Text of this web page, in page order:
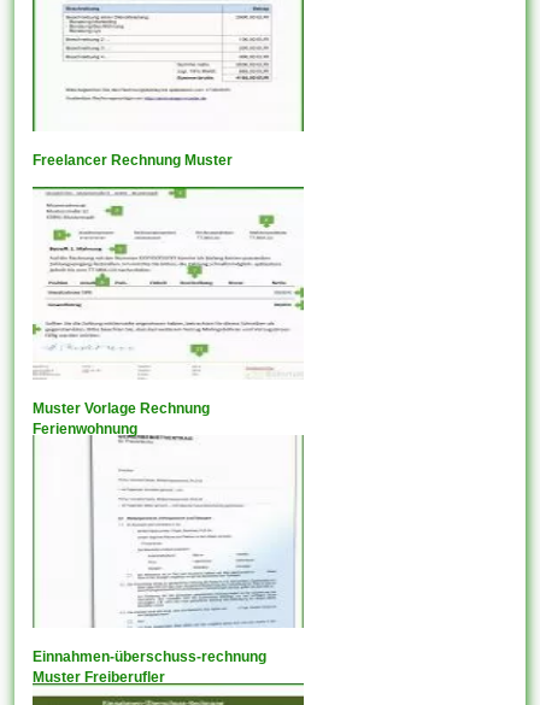
Freelancer Rechnung Muster
Muster Vorlage Rechnung
Ferienwohnung
Einnahmen-überschuss-rechnung
Muster Freiberufler